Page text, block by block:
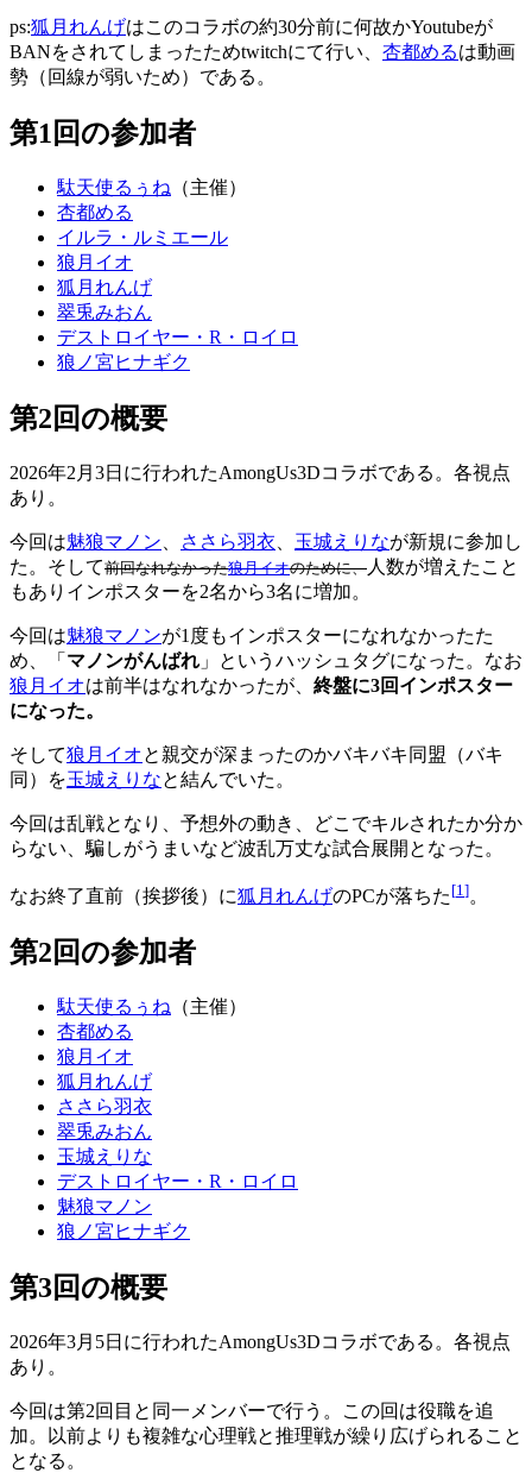
ps:狐月れんげはこのコラボの約30分前に何故かYoutubeが
BANをされてしまったためtwitchにて行い、 杏都めるは動画
勢（回線が弱いため）である。
第1回の参加者
駄天使るぅね （主催）
杏都める
イルラ・ルミエール
狼月イオ
狐月れんげ
翠兎みおん
デストロイヤー・R・ロイロ
狼ノ宮ヒナギク
第2回の概要
2026年2月3日に行われたAmongUs3Dコラボである。各視点
あり。
今回は魅狼マノン ささら羽衣 玉城えりなが新規に参加し
た。そして前回なれなかった狼月イオのために、 人数が増えたこと
もありインポスターを2名から3名に増加。
今回は魅狼マノンが1度もインポスターになれなかったた
め、「 マノンがんばれ 」というハッシュタグになった。なお
狼月イオは前半はなれなかったが、 終盤に3回インポスター
になった。
そして狼月イオと親交が深まったのかバキバキ同盟（バキ
同）を玉城えりなと結んでいた。
今回は乱戦となり、予想外の動き、どこでキルされたか分か
らない、騙しがうまいなど波乱万丈な試合展開となった。
なお終了直前（挨拶後）に狐月れんげのPCが落ちた [1 ]。
第2回の参加者
駄天使るぅね （主催）
杏都める
狼月イオ
狐月れんげ
ささら羽衣
翠兎みおん
玉城えりな
デストロイヤー・R・ロイロ
魅狼マノン
狼ノ宮ヒナギク
第3回の概要
2026年3月5日に行われたAmongUs3Dコラボである。各視点
あり。
今回は第2回目と同一メンバーで行う。この回は役職を追
加。以前よりも複雑な心理戦と推理戦が繰り広げられること
となる。